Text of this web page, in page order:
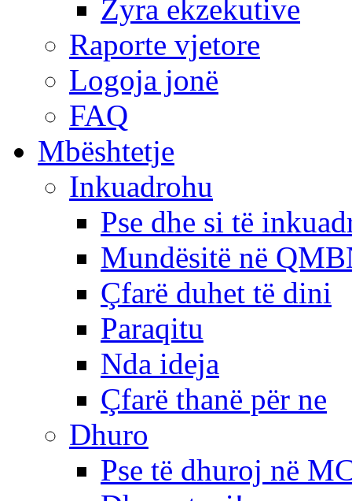
Zyra ekzekutive
Raporte vjetore
Logoja jonë
FAQ
Mbështetje
Inkuadrohu
Pse dhe si të
Mundësitë në
Çfarë duhet të dini
Paraqitu
Nda ideja
Çfarë thanë për ne
Dhuro
Pse të dhuroj në